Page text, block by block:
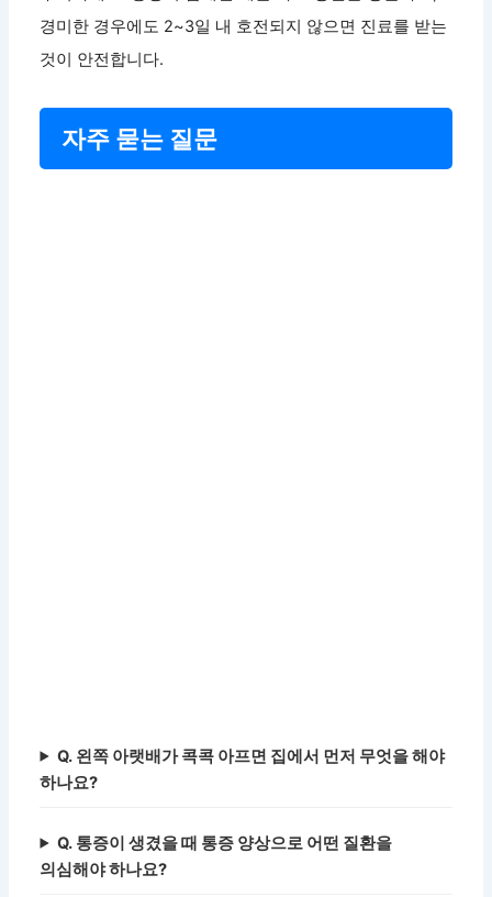
경미한 경우에도 2~3일 내 호전되지 않으면 진료를 받는
것이 안전합니다.
자주 묻는 질문
Q. 왼쪽 아랫배가 콕콕 아프면 집에서 먼저 무엇을 해야
하나요?
Q. 통증이 생겼을 때 통증 양상으로 어떤 질환을
의심해야 하나요?